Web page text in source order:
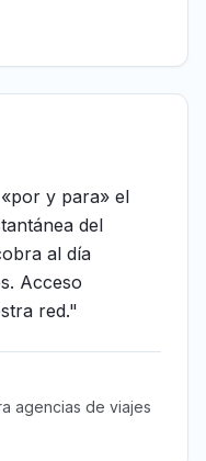
y para» el
del
al día
Acceso
red."
agencias de viajes